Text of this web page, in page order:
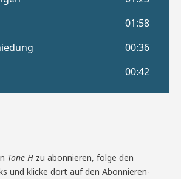
Tone H zu abonnieren, folge den
und klicke dort auf den Abonnieren-